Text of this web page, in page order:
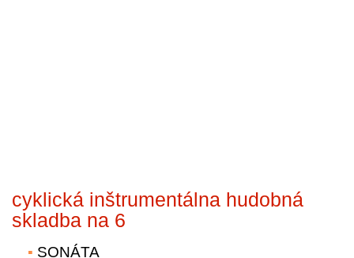
cyklická inštrumentálna hudobná
skladba na 6
SONÁTA